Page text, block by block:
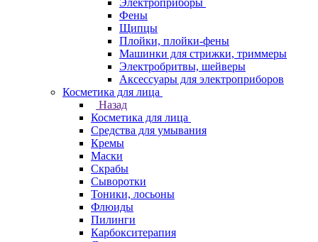
Электроприборы
Фены
Щипцы
Плойки, плойки-фены
Машинки для стрижки, триммеры
Электробритвы, шейверы
Аксессуары для электроприборов
Косметика для лица
Назад
Косметика для лица
Средства для умывания
Кремы
Маски
Скрабы
Сыворотки
Тоники, лосьоны
Флюиды
Пилинги
Карбокситерапия